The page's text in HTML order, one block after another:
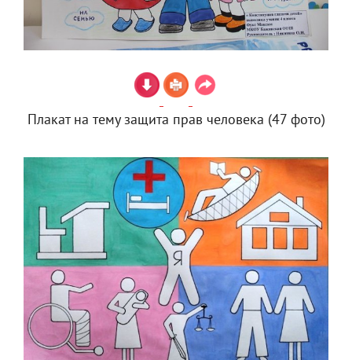
Плакат на тему защита прав человека (47 фото)